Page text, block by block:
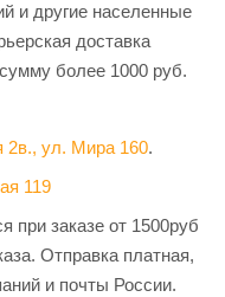
и другие населенные
доставка
более 1000 руб.
2в., ул. Мира 160.
119
при заказе от 1500руб
Отправка платная,
и почты России.